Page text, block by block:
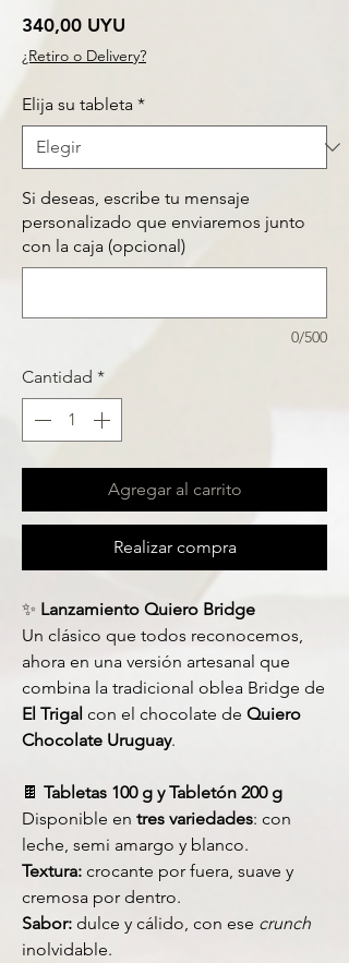
340,00 UYU
¿Retiro o Delivery?
Elija su tableta *
Si deseas, escribe tu mensaje
personalizado que enviaremos junto
con la caja (opcional)
0/500
Cantidad *
Agregar al carrito
Realizar compra
✨ Lanzamiento Quiero Bridge
Un clásico que todos reconocemos,
ahora en una versión artesanal que
combina la tradicional oblea Bridge de
El Trigal con el chocolate de Quiero
Chocolate Uruguay.
🍫 Tabletas 100 g y Tabletón 200 g
Disponible en tres variedades: con
leche, semi amargo y blanco.
Textura: crocante por fuera, suave y
cremosa por dentro.
Sabor: dulce y cálido, con ese crunch
inolvidable.